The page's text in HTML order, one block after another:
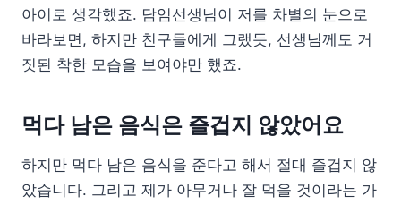
아이로 생각했죠. 담임선생님이 저를 차별의 눈으로
바라보면, 하지만 친구들에게 그랬듯, 선생님께도 거
짓된 착한 모습을 보여야만 했죠.
먹다 남은 음식은 즐겁지 않았어요
하지만 먹다 남은 음식을 준다고 해서 절대 즐겁지 않
았습니다. 그리고 제가 아무거나 잘 먹을 것이라는 가